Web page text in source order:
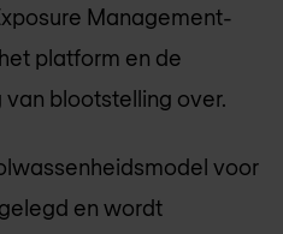
Management-
platform en de
blootstelling over.
voor
en wordt